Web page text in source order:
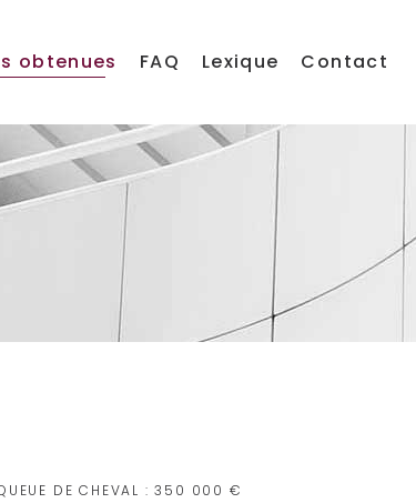
obtenues FAQ Lexique Contact
DE CHEVAL : 350 000 €